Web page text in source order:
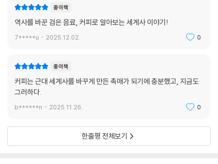
라운 생산량을 기록했다. 그 시점으로부터 35년여 후인 1759년에 마르티
니크와 과달루페는 1,120만 파운드의 커피를 수출했으며, 같은 해에 아이
티ㆍ마르티니크ㆍ과달루페의 커피 수확량은 각각 7,000만, 1000만, 70
0만 킬로그램에 달했다.
프랑스령 서인도제도에서 산출되는 막대한 양의 커피는 이슬람 세계에까
를 바꿔놓았다. 드 클리외에 의해 시작된 서인도제도산 프랑스 커피가 18
거상들에게 치명적 타격을 입힌 것이었다.
아이티ㆍ마르티니크ㆍ과달루페 커피는 마르세유를 거쳐 커피의 출발지
격인 서아시아로 거침없이 밀고 들어갔다. 키 150센티미터의 어리고 튼튼
종이책
역사를 바꾼 검은 음료, 커피로 알아보는 세계사 이야기!
7*****u 2025.12.02. 0
종이책
커피는 근대 세계사를 바꾸게 만든 촉매가 되기에 충분했고, 지금도
그러하다.
b******n 2025.11.26. 0
한줄평 전체보기